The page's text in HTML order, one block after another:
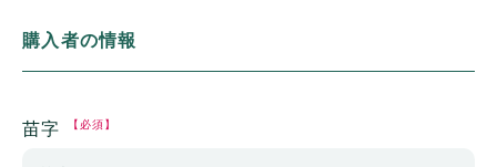
購入者の情報
苗字 【必須】